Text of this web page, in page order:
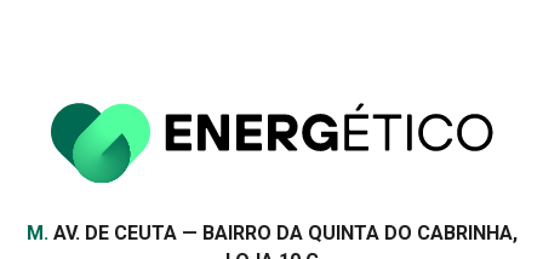
Morada
M. AV. DE CEUTA — BAIRRO DA QUINTA DO CABRINHA,